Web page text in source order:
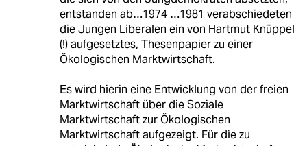
entstanden ab…1974 …1981 verabschiedeten
die Jungen Liberalen ein von Hartmut Knüppel
(!) aufgesetztes, Thesenpapier zu einer
Ökologischen Marktwirtschaft.
Es wird hierin eine Entwicklung von der freien
Marktwirtschaft über die Soziale
Marktwirtschaft zur Ökologischen
Marktwirtschaft aufgezeigt. Für die zu